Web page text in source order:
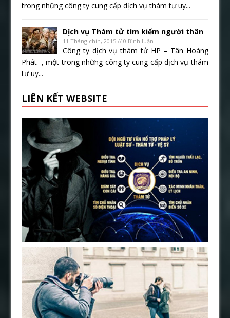
trong những công ty cung cấp dịch vụ thám tư uy...
Dịch vụ Thám tử tìm kiếm người thân
11 Tháng chín, 2015 // 0 Bình luận
Công ty dịch vụ thám tử HP – Tân Hoàng
Phát , một trong những công ty cung cấp dịch vụ thám
tư uy...
LIÊN KẾT WEBSITE